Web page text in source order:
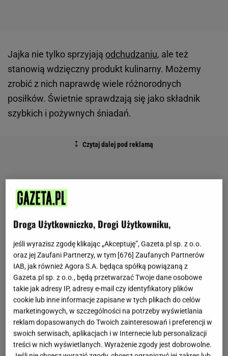
Jajka nie tylko sprzyjają odchudzaniu, ale też
stanowią wdzięczny produkt kulinarny. Możemy
zrobić z nich naprawdę wiele różnorodnych
posiłków. Świetnie sprawdzają się jako składnik
szybkich i pożywnych śniadań.
Droga Użytkowniczko, Drogi Użytkowniku,
jeśli wyrazisz zgodę klikając „Akceptuję”, Gazeta.pl sp. z o.o.
oraz jej Zaufani Partnerzy, w tym [676] Zaufanych Partnerów
IAB, jak również Agora S.A. będąca spółką powiązaną z
Gazeta.pl sp. z o.o., będą przetwarzać Twoje dane osobowe
takie jak adresy IP, adresy e-mail czy identyfikatory plików
cookie lub inne informacje zapisane w tych plikach do celów
marketingowych, w szczególności na potrzeby wyświetlania
reklam dopasowanych do Twoich zainteresowań i preferencji w
swoich serwisach, aplikacjach i w Internecie lub personalizacji
treści w nich wyświetlanych. Wyrażenie zgody jest dobrowolne.